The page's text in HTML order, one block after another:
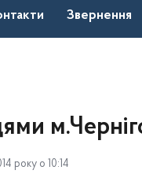
Звернення
року о 10:14